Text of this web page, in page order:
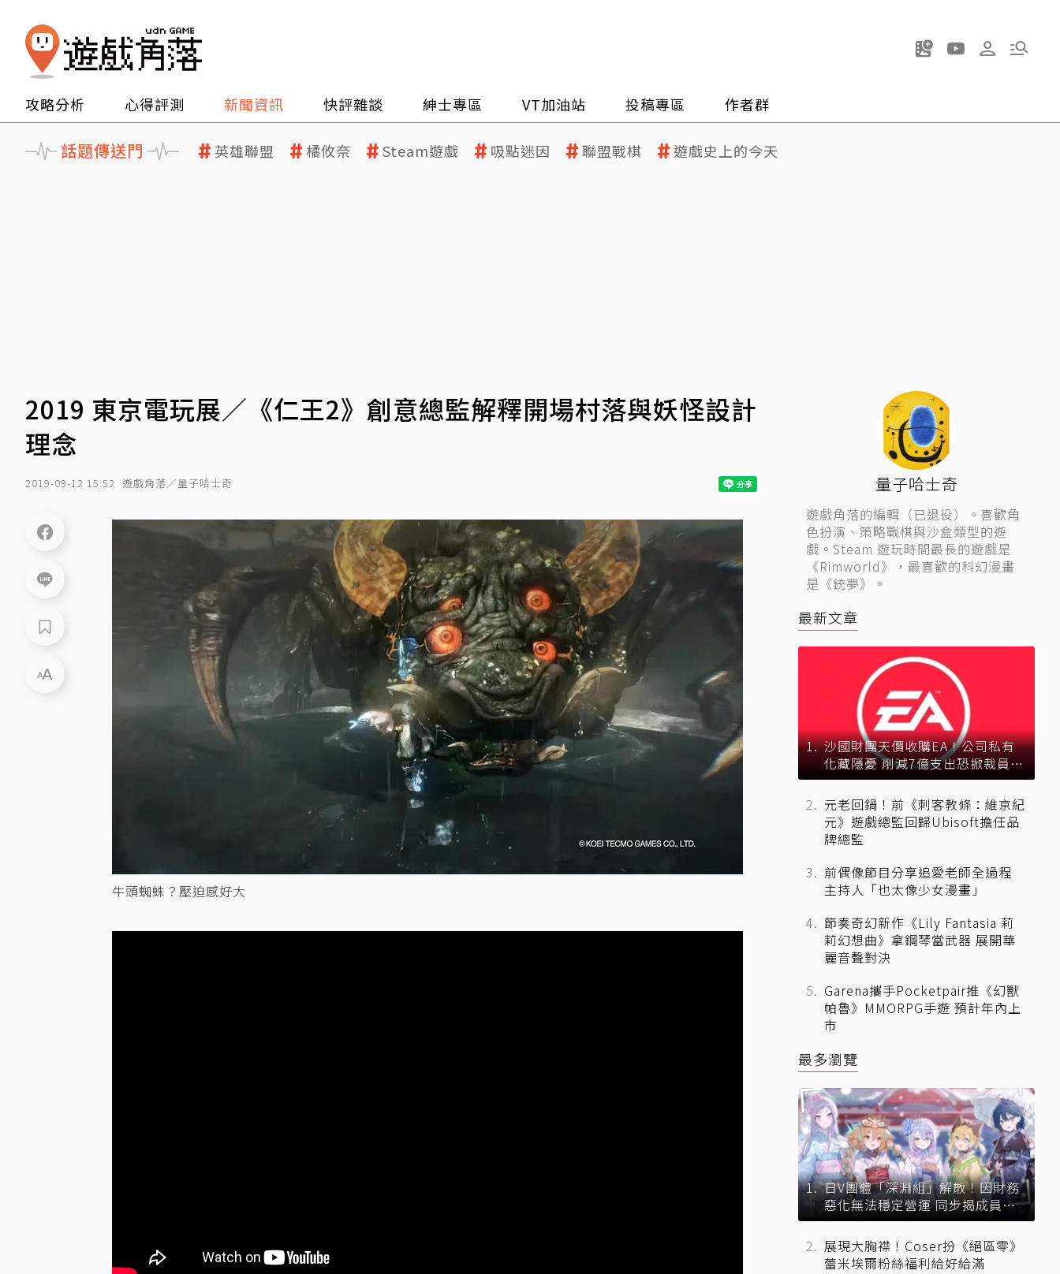
攻略分析 心得評測 新聞資訊 快評雜談 紳士專區 VT加油站 投稿專區 作者群
話題傳送門 英雄聯盟 橘攸奈 Steam遊戲 吸點迷因 聯盟戰棋 遊戲史上的今天
2019 東京電玩展／《仁王2》創意總監解釋開場村落與妖怪設計
理念
2019-09-12 15:52 遊戲角落／量子哈士奇
牛頭蜘蛛？壓迫感好大
量子哈士奇
遊戲角落的編輯（已退役）。喜歡角
色扮演、策略戰棋與沙盒類型的遊
戲。Steam 遊玩時間最長的遊戲是
《Rimworld》，最喜歡的科幻漫畫
是《銃夢》。
最新文章
沙國財團天價收購EA！公司私有
化藏隱憂 削減7億支出恐掀裁員風
暴？
元老回鍋！前《刺客教條：維京紀
元》遊戲總監回歸Ubisoft擔任品
牌總監
前偶像節目分享追愛老師全過程
主持人「也太像少女漫畫」
節奏奇幻新作《Lily Fantasia 莉
莉幻想曲》拿鋼琴當武器 展開華
麗音聲對決
Garena攜手Pocketpair推《幻獸
帕魯》MMORPG手遊 預計年內上
市
最多瀏覽
日V團體「深淵組」解散！因財務
惡化無法穩定營運 同步揭成員未
來去向
展現大胸襟！Coser扮《絕區零》
蕾米埃爾粉絲福利給好給滿